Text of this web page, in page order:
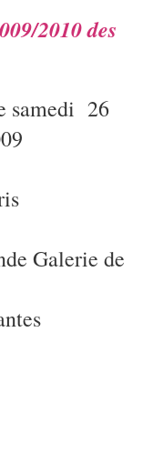
2010 des
samedi 26
Galerie de